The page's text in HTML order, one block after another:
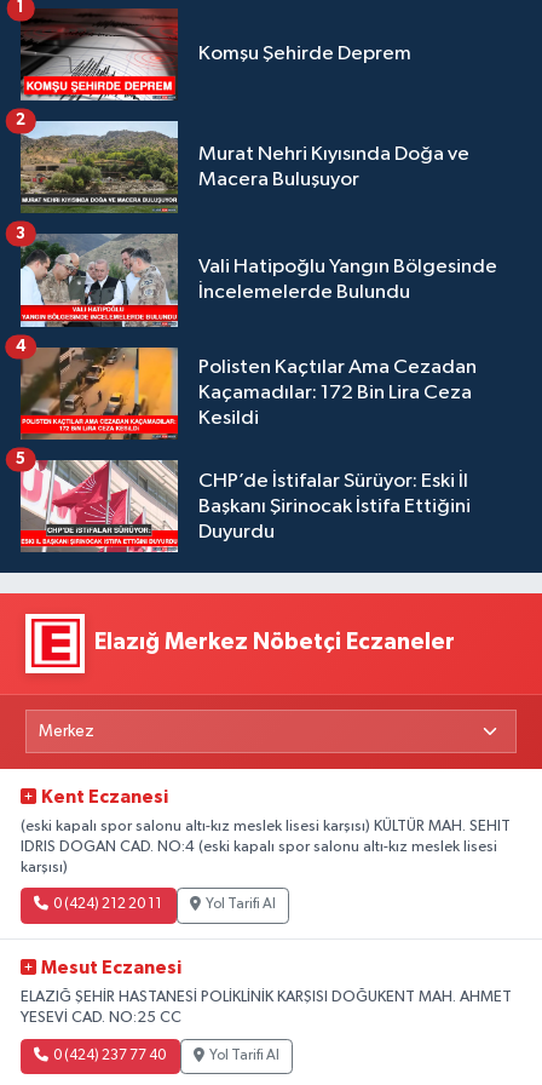
Komşu Şehirde Deprem
1
Murat Nehri Kıyısında Doğa ve
Macera Buluşuyor
2
Vali Hatipoğlu Yangın Bölgesinde
İncelemelerde Bulundu
3
Polisten Kaçtılar Ama Cezadan
Kaçamadılar: 172 Bin Lira Ceza
Kesildi
4
CHP’de İstifalar Sürüyor: Eski İl
Başkanı Şirinocak İstifa Ettiğini
Duyurdu
5
Elazığ Merkez Nöbetçi Eczaneler
Kent Eczanesi
(eski kapalı spor salonu altı-kız meslek lisesi karşısı) KÜLTÜR MAH. SEHIT
IDRIS DOGAN CAD. NO:4 (eski kapalı spor salonu altı-kız meslek lisesi
karşısı)
0 (424) 212 20 11 Yol Tarifi Al
Mesut Eczanesi
ELAZIĞ ŞEHİR HASTANESİ POLİKLİNİK KARŞISI DOĞUKENT MAH. AHMET
YESEVİ CAD. NO:25 CC
0 (424) 237 77 40 Yol Tarifi Al